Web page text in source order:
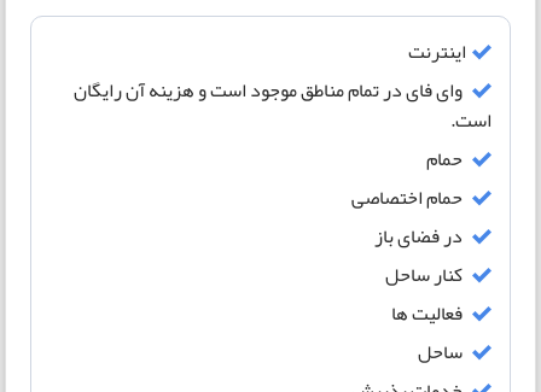
اینترنت
وای فای در تمام مناطق موجود است و هزینه آن رایگان
است.
حمام
حمام اختصاصی
در فضای باز
کنار ساحل
فعالیت ها
ساحل